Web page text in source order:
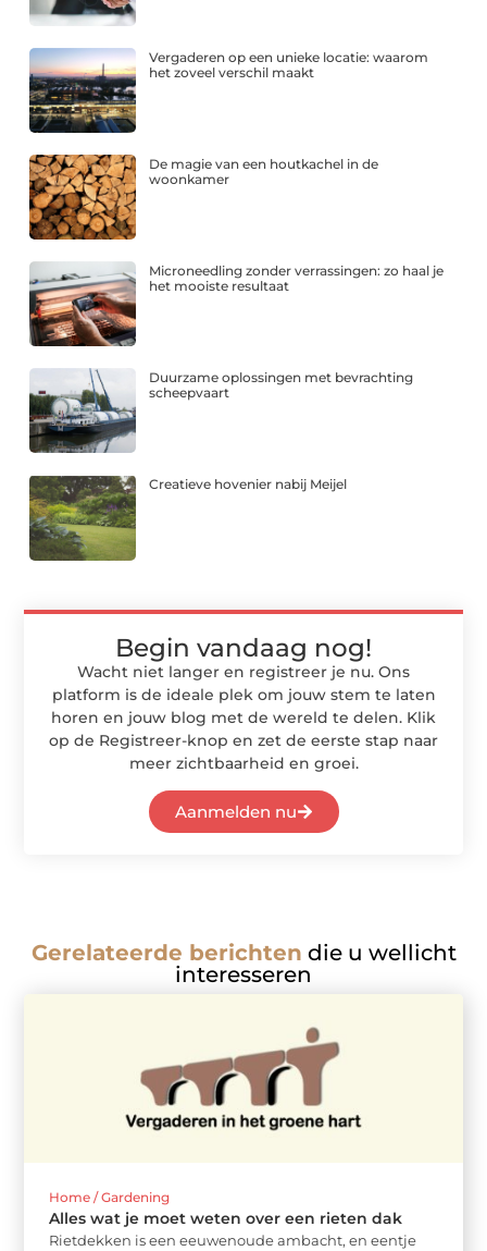
Vergaderen op een unieke locatie: waarom
het zoveel verschil maakt
De magie van een houtkachel in de
woonkamer
Microneedling zonder verrassingen: zo haal je
het mooiste resultaat
Duurzame oplossingen met bevrachting
scheepvaart
Creatieve hovenier nabij Meijel
Begin vandaag nog!
Wacht niet langer en registreer je nu. Ons
platform is de ideale plek om jouw stem te laten
horen en jouw blog met de wereld te delen. Klik
op de Registreer-knop en zet de eerste stap naar
meer zichtbaarheid en groei.
Aanmelden nu
Gerelateerde berichten die u wellicht
interesseren
Home / Gardening
Alles wat je moet weten over een rieten dak
Rietdekken is een eeuwenoude ambacht, en eentje